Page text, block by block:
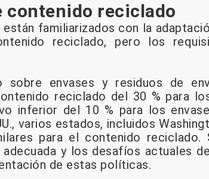
contenido reciclado
familiarizados con la
reciclado, pero los
sobre envases y residuos de
reciclado del 30 % para
inferior del 10 % para los
varios estados, incluidos
para el contenido
y los desafíos actuales
de estas políticas.